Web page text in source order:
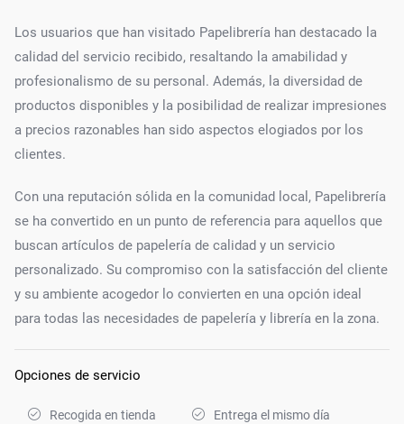
Los usuarios que han visitado Papelibrería han destacado la
calidad del servicio recibido, resaltando la amabilidad y
profesionalismo de su personal. Además, la diversidad de
productos disponibles y la posibilidad de realizar impresiones
a precios razonables han sido aspectos elogiados por los
clientes.
Con una reputación sólida en la comunidad local, Papelibrería
se ha convertido en un punto de referencia para aquellos que
buscan artículos de papelería de calidad y un servicio
personalizado. Su compromiso con la satisfacción del cliente
y su ambiente acogedor lo convierten en una opción ideal
para todas las necesidades de papelería y librería en la zona.
Opciones de servicio
Recogida en tienda Entrega el mismo día